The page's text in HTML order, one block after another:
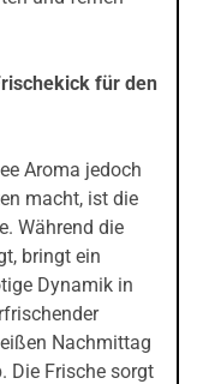
für den
Aroma jedoch
macht, ist die
Während die
bringt ein
Dynamik in
Nachmittag
Die Frische sorgt